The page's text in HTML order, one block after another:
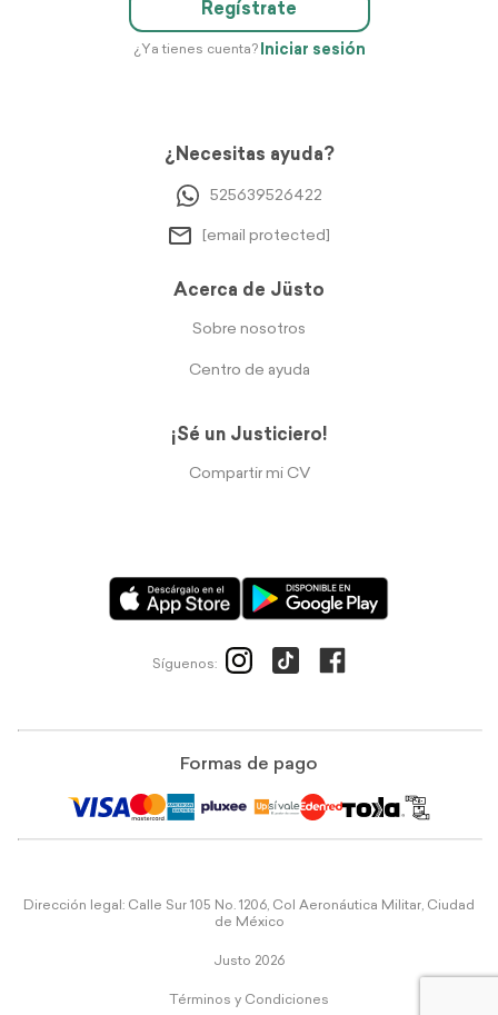
Regístrate
¿Ya tienes cuenta? Iniciar sesión
¿Necesitas ayuda?
525639526422
[email protected]
Acerca de Jüsto
Sobre nosotros
Centro de ayuda
¡Sé un Justiciero!
Compartir mi CV
Síguenos:
Formas de pago
Dirección legal: Calle Sur 105 No. 1206, Col Aeronáutica Militar, Ciudad
de México
Justo 2026
Términos y Condiciones